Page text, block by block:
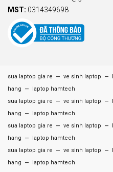
MST: 0314349698
sua laptop gia re – ve sinh laptop –
hang
–
laptop hamtech
sua laptop gia re
– ve sinh laptop –
hang
–
laptop hamtech
sua laptop gia re
– ve sinh laptop –
hang
–
laptop hamtech
sua laptop gia re
– ve sinh laptop –
hang
– laptop hamtech